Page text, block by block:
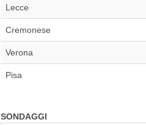
Lecce
Cremonese
Verona
Pisa
SONDAGGI